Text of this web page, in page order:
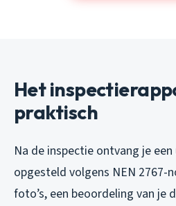
Het
praktisch
Na de inspectie ontvang je
opgesteld volgens NEN 2767-
foto’s, een beoordeling van je